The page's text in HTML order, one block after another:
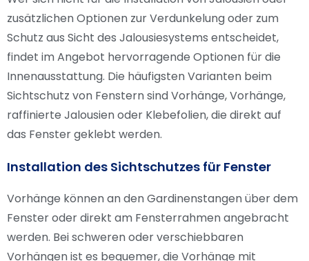
zusätzlichen Optionen zur Verdunkelung oder zum
Schutz aus Sicht des Jalousiesystems entscheidet,
findet im Angebot hervorragende Optionen für die
Innenausstattung. Die häufigsten Varianten beim
Sichtschutz von Fenstern sind Vorhänge, Vorhänge,
raffinierte Jalousien oder Klebefolien, die direkt auf
das Fenster geklebt werden.
Installation des Sichtschutzes für Fenster
Vorhänge können an den Gardinenstangen über dem
Fenster oder direkt am Fensterrahmen angebracht
werden. Bei schweren oder verschiebbaren
Vorhängen ist es bequemer, die Vorhänge mit